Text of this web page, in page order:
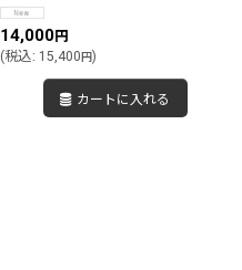
14,000円
(税込: 15,400円)
カートに入れる